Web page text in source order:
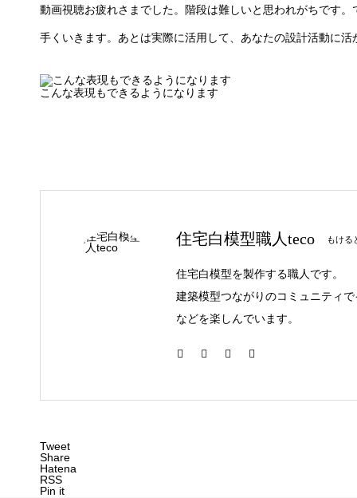
動画視聴お疲れさまでした。階段は難しいと思われがちです
手くいきます。あとは実際に活用して、あなたの設計活動に
こんな表現もできるようになります
住宅白模型職人teco もける
住宅白模型を製作する職人です。
建築模型つながりのコミュニティ
などを楽しんでいます。
Tweet
Share
Hatena
RSS
Pin it